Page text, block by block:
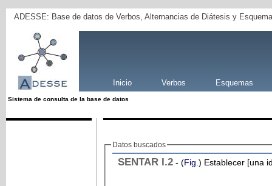
ADESSE: Base de datos de Verbos, Alternancias de Diátesis y
Inicio Verbos Esquemas
Sistema de consulta de la base de datos
Datos buscados
SENTAR I.2 - (Fig. ) Establecer [una